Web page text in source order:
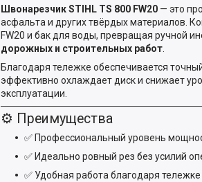
Швонарезчик STIHL TS 800 FW20 — это
асфальта и других твёрдых материалов.
FW20 и бак для воды, превращая ручной
дорожных и строительных работ
Благодаря тележке обеспечивается
эффективно охлаждает диск и снижает
эксплуатации.
⚙️ Преимущества
✅ Профессиональный уровень
✅ Идеально ровный рез без усилий
✅ Удобная работа благодаря тележке